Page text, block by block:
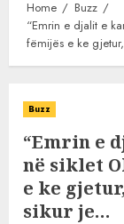
Home
Buzz
“Emrin e djalit e
fëmijës e ke
Buzz
“Emrin e
në siklet
e ke
sikur je…